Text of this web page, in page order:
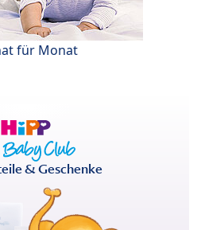
für Monat
& Geschenke